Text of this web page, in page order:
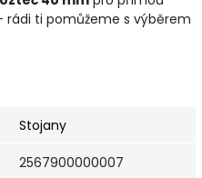
rádi ti pomůžeme s výběrem
Stojany
2567900000007